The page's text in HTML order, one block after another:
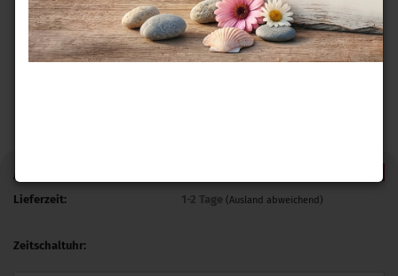
Art.Nr.:
Lieferzeit:
1-2 Tage(Ausland abweichend)
Zeitschaltuhr: